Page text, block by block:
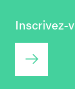
Inscrivez-